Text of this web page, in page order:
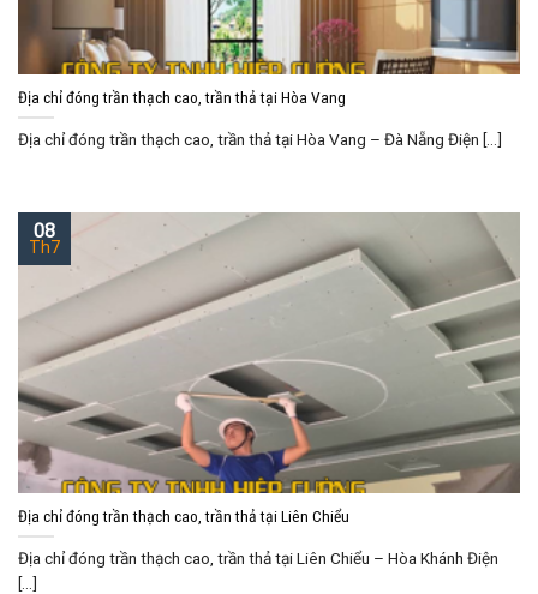
Địa chỉ đóng trần thạch cao, trần thả tại Hòa Vang
Địa chỉ đóng trần thạch cao, trần thả tại Hòa Vang – Đà Nẵng Điện [...]
Địa chỉ đóng trần thạch cao, trần thả tại Liên Chiểu
Địa chỉ đóng trần thạch cao, trần thả tại Liên Chiểu – Hòa Khánh Điện
[...]
08
Th7